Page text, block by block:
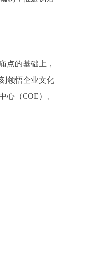
点的基础上，
领悟企业文化
（COE）、